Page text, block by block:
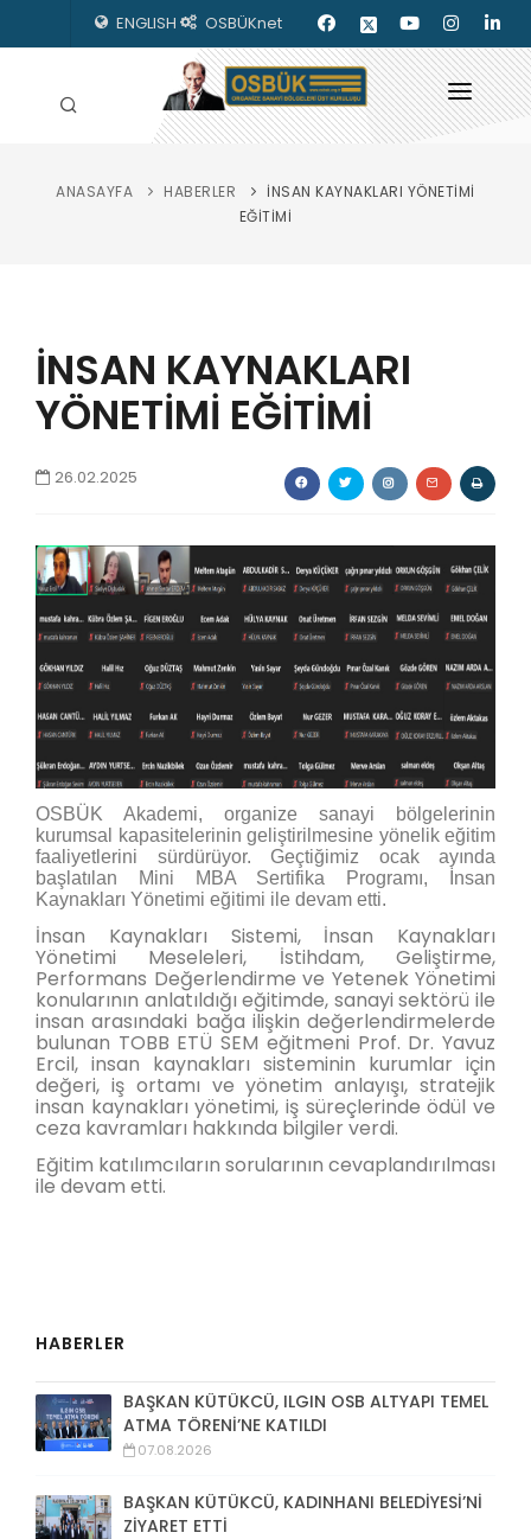
ENGLISH OSBÜKnet
HAKKIMIZDA
KILAVUZLAR
YAYINLARIMIZ
ENERJİ İZLEME
ANASAYFA HABERLER
İNSAN KAYNAKLARI YÖNETİMİ
EĞİTİMİ
İNSAN KAYNAKLARI
YÖNETİMİ EĞİTİMİ
26.02.2025
OSBÜK Akademi, organize sanayi bölgelerinin
kurumsal kapasitelerinin geliştirilmesine yönelik eğitim
faaliyetlerini sürdürüyor. Geçtiğimiz ocak ayında
başlatılan Mini MBA Sertifika Programı, İnsan
Kaynakları Yönetimi eğitimi ile devam etti.
İnsan Kaynakları Sistemi, İnsan Kaynakları
Yönetimi Meseleleri, İstihdam, Geliştirme,
Performans Değerlendirme ve Yetenek Yönetimi
konularının anlatıldığı eğitimde, sanayi sektörü ile
insan arasındaki bağa ilişkin değerlendirmelerde
bulunan TOBB ETÜ SEM eğitmeni Prof. Dr. Yavuz
Ercil, insan kaynakları sisteminin kurumlar için
değeri, iş ortamı ve yönetim anlayışı, stratejik
insan kaynakları yönetimi, iş süreçlerinde ödül ve
ceza kavramları hakkında bilgiler verdi.
Eğitim katılımcıların sorularının cevaplandırılması
ile devam etti.
HABERLER
BAŞKAN KÜTÜKCÜ, ILGIN OSB ALTYAPI TEMEL
ATMA TÖRENİ’NE KATILDI
07.08.2026
BAŞKAN KÜTÜKCÜ, KADINHANI BELEDİYESİ’Nİ
ZİYARET ETTİ